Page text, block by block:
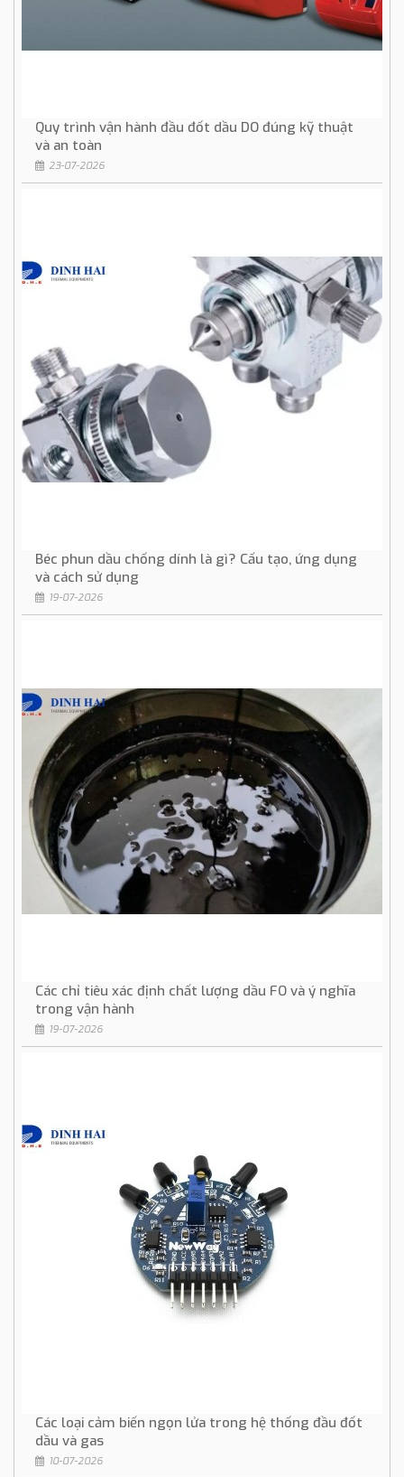
Quy trình vận hành đầu đốt dầu DO đúng kỹ thuật
và an toàn
23-07-2026
Béc phun dầu chống dính là gì? Cấu tạo, ứng dụng
và cách sử dụng
19-07-2026
Các chỉ tiêu xác định chất lượng dầu FO và ý nghĩa
trong vận hành
19-07-2026
Các loại cảm biến ngọn lửa trong hệ thống đầu đốt
dầu và gas
10-07-2026